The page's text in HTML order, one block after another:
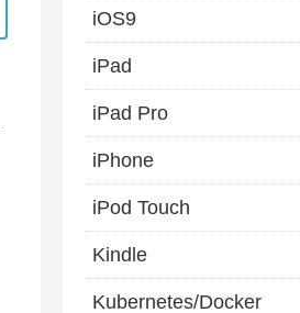
iOS9
iPad
iPad Pro
iPhone
iPod Touch
Kindle
Kubernetes/Docker